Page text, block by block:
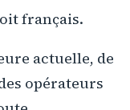
français.
actuelle, de
opérateurs